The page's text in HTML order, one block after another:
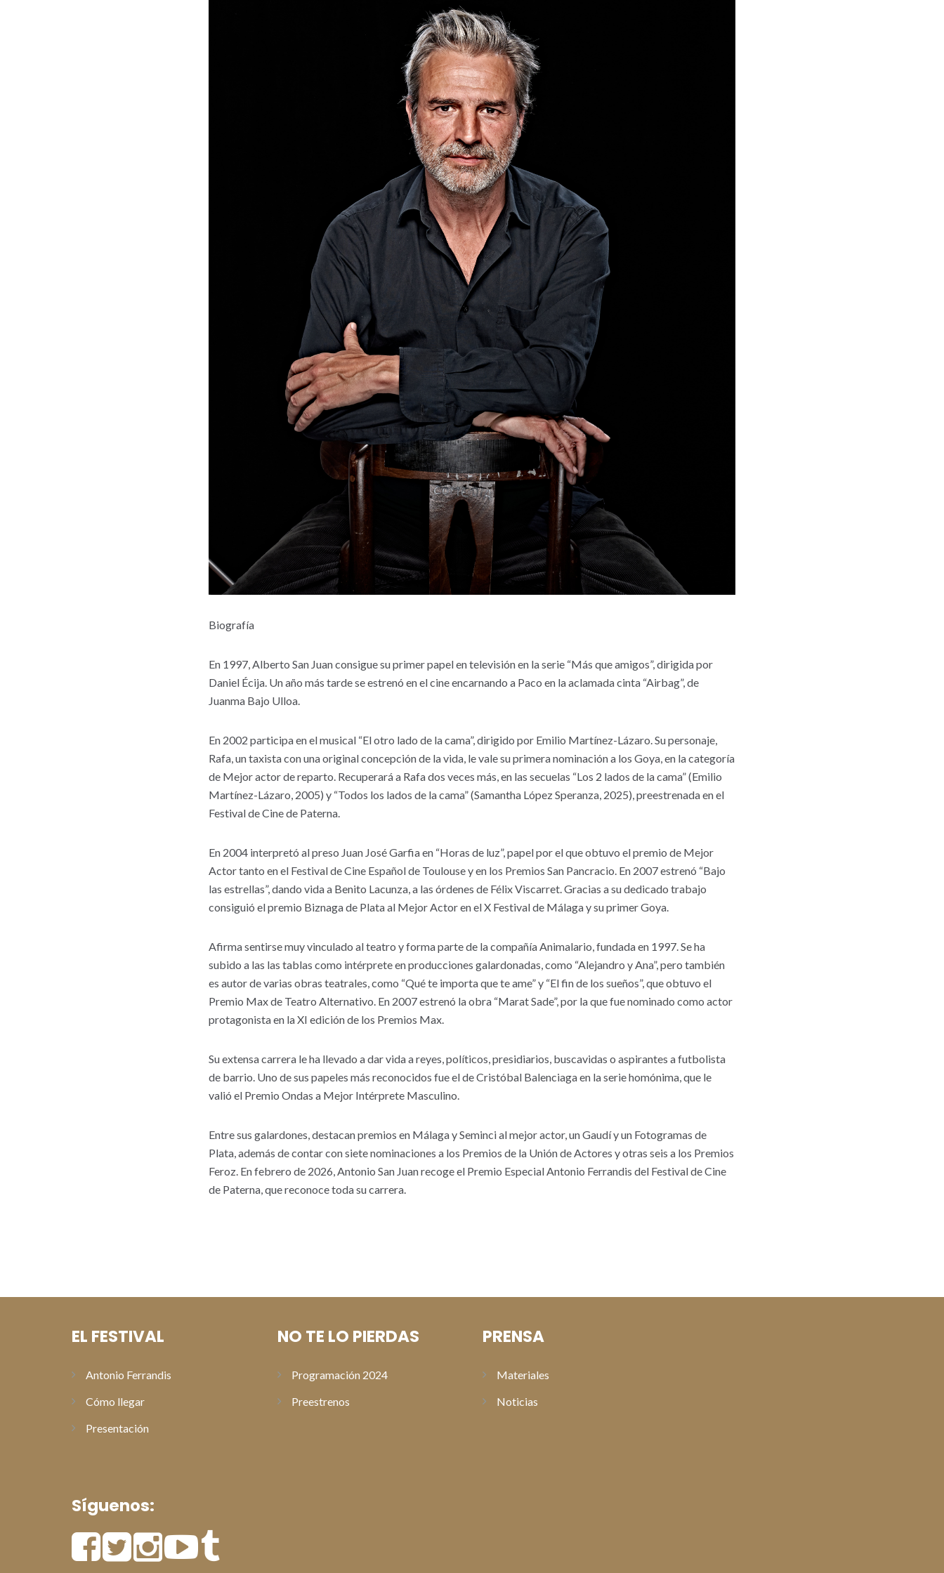
Biografía
En 1997, Alberto San Juan consigue su primer papel en televisión en la serie “Más que amigos”, dirigida por
Daniel Écija. Un año más tarde se estrenó en el cine encarnando a Paco en la aclamada cinta “Airbag”, de
Juanma Bajo Ulloa.
En 2002 participa en el musical “El otro lado de la cama”, dirigido por Emilio Martínez-Lázaro. Su personaje,
Rafa, un taxista con una original concepción de la vida, le vale su primera nominación a los Goya, en la categoría
de Mejor actor de reparto. Recuperará a Rafa dos veces más, en las secuelas “Los 2 lados de la cama” (Emilio
Martínez-Lázaro, 2005) y “Todos los lados de la cama” (Samantha López Speranza, 2025), preestrenada en el
Festival de Cine de Paterna.
En 2004 interpretó al preso Juan José Garfia en “Horas de luz”, papel por el que obtuvo el premio de Mejor
Actor tanto en el Festival de Cine Español de Toulouse y en los Premios San Pancracio. En 2007 estrenó “Bajo
las estrellas”, dando vida a Benito Lacunza, a las órdenes de Félix Viscarret. Gracias a su dedicado trabajo
consiguió el premio Biznaga de Plata al Mejor Actor en el X Festival de Málaga y su primer Goya.
Afirma sentirse muy vinculado al teatro y forma parte de la compañía Animalario, fundada en 1997. Se ha
subido a las las tablas como intérprete en producciones galardonadas, como “Alejandro y Ana”, pero también
es autor de varias obras teatrales, como “Qué te importa que te ame” y “El fin de los sueños”, que obtuvo el
Premio Max de Teatro Alternativo. En 2007 estrenó la obra “Marat Sade”, por la que fue nominado como actor
protagonista en la XI edición de los Premios Max.
Su extensa carrera le ha llevado a dar vida a reyes, políticos, presidiarios, buscavidas o aspirantes a futbolista
de barrio. Uno de sus papeles más reconocidos fue el de Cristóbal Balenciaga en la serie homónima, que le
valió el Premio Ondas a Mejor Intérprete Masculino.
Entre sus galardones, destacan premios en Málaga y Seminci al mejor actor, un Gaudí y un Fotogramas de
Plata, además de contar con siete nominaciones a los Premios de la Unión de Actores y otras seis a los Premios
Feroz. En febrero de 2026, Antonio San Juan recoge el Premio Especial Antonio Ferrandis del Festival de Cine
de Paterna, que reconoce toda su carrera.
EL FESTIVAL
Antonio Ferrandis
Cómo llegar
Presentación
Síguenos:
NO TE LO PIERDAS
Programación 2024
Preestrenos
PRENSA
Materiales
Noticias